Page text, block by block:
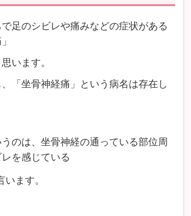
足のシビレや痛みなどの症状がある
います。
「坐骨神経痛」という病名は存在し
のは、坐骨神経の通っている部位周
を感じている
います。